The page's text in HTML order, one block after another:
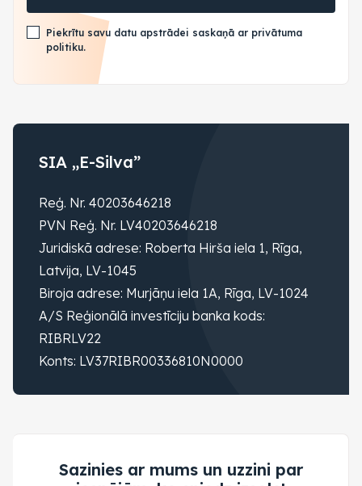
Piekrītu savu datu apstrādei saskaņā ar privātuma
politiku.
SIA „E-Silva”
Reģ. Nr. 40203646218
PVN Reģ. Nr. LV40203646218
Juridiskā adrese: Roberta Hirša iela 1, Rīga,
Latvija, LV-1045
Biroja adrese: Murjāņu iela 1A, Rīga, LV-1024
A/S Reģionālā investīciju banka kods:
RIBRLV22
Konts: LV37RIBR00336810N0000
Sazinies ar mums un uzzini par